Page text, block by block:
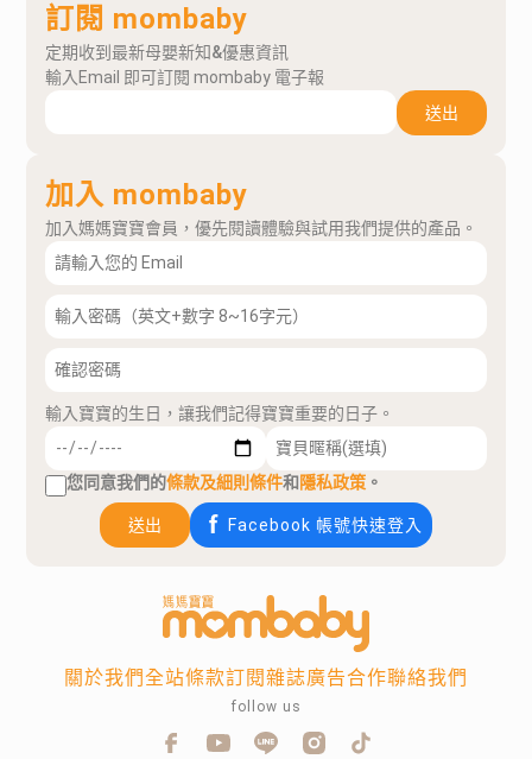
訂閱 mombaby
定期收到最新母嬰新知&優惠資訊
輸入Email 即可訂閱 mombaby 電子報
送出
加入 mombaby
加入媽媽寶寶會員，優先閱讀體驗與試用我們提供的產品。
輸入寶寶的生日，讓我們記得寶寶重要的日子。
您同意我們的條款及細則條件和隱私政策 。
送出 Facebook 帳號快速登入
關於我們全站條款訂閱雜誌廣告合作聯絡我們
follow us